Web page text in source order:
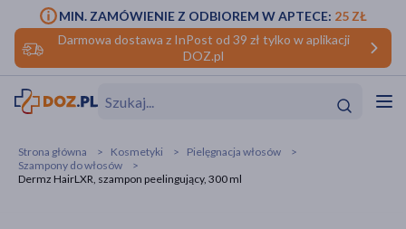
Darmowa dostawa z InPost od 39 zł tylko w aplikacji
DOZ.pl
MIN. ZAMÓWIENIE Z ODBIOREM W APTECE: 25 ZŁ
Strona główna Kosmetyki
Pielęgnacja włosów
Szampony do włosów
Dermz HairLXR, szampon peelingujący, 300 ml